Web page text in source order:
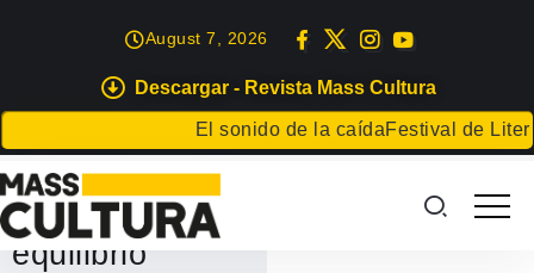
Descargar - Revista Mass Cultura
El sonido de la caídaFestival de
August 7, 2026
EVENTOS
Timanfaya debate su futuro:
conservación y turismo en
equilibrio